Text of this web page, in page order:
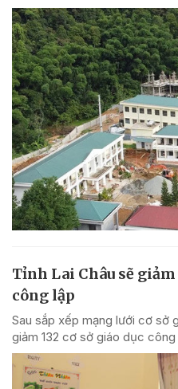
Tỉnh Lai Châu sẽ giảm
công lập
Sau sắp xếp mạng lưới cơ sở
giảm 132 cơ sở giáo dục công